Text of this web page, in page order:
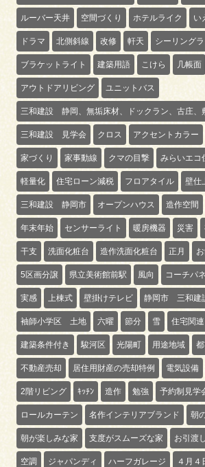
ルーバー天井 空間づくり ホテルライク い
ドラマ 北側斜線 改修 軒天 シーリングラ
ブラケットライト 建築用語 こけら 几帳面
アウトドアリビング ユニットバス
三和建設 静岡、無垢床材、ドックラン、古庄、
三和建設 見学会 クロス アクセントカラー
家づくり 家事動線 クマの目撃 みらいエコ
軽量化 住宅ローン減税 フロアタイル 壁仕
三和建設 静岡市 オープンハウス 造作空間
年末年始 センサーライト 暖房機器 災害
干支 洗面化粧台 造作洗面化粧台 正月
5区画分譲 県立美術館前駅 風向 コーチパ
実感 上棟式 壁掛けテレビ 静岡市 三和建
袖師小学区 土地 六曜 節分 雪 住宅関連
建築条件付き 駿河区 光陽町 用途地域
不動産売却 居住用財産の売却特例 電気設備
2階リビング ｷｯﾁﾝ 造作 勉強 予約制見学
ロールカーテン 名作インテリアブランド 朝
朝が楽しみな家 支度がスムーズな家 お引渡し
空調 ジャパンディ ハーフガレージ ４月４